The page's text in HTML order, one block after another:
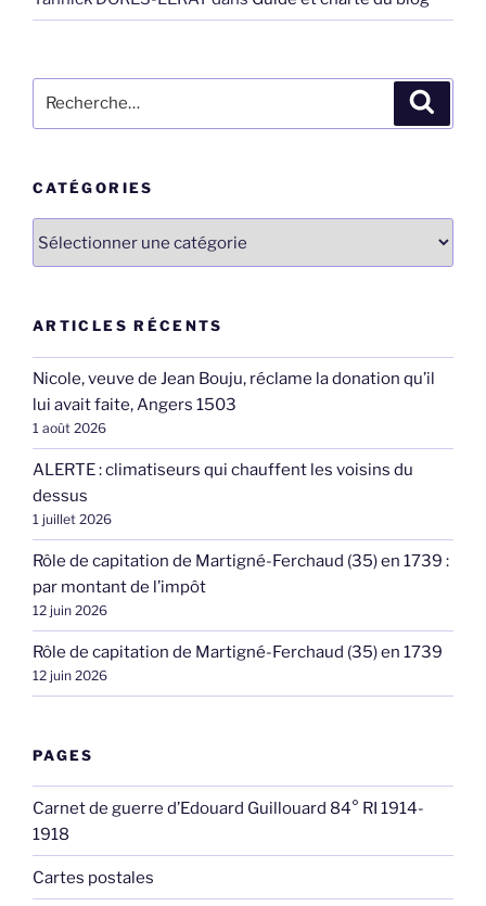
pour
CATÉGORIES
ARTICLES RÉCENTS
Nicole, veuve de Jean Bouju, réclame la donation qu’il
lui avait faite, Angers 1503
1 août 2026
ALERTE : climatiseurs qui chauffent les voisins du
dessus
1 juillet 2026
Rôle de capitation de Martigné-Ferchaud (35) en 1739 :
par montant de l’impôt
12 juin 2026
Rôle de capitation de Martigné-Ferchaud (35) en 1739
12 juin 2026
PAGES
Carnet de guerre d’Edouard Guillouard 84° RI 1914-
1918
Cartes postales